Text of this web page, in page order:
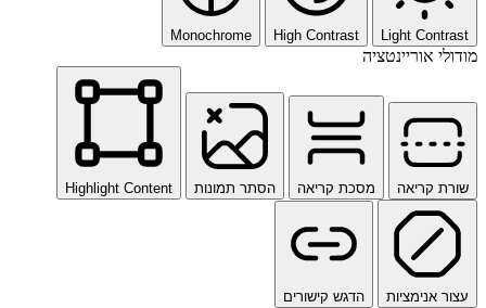
Light Contrast
High Contrast
Monochrome
מודולי אוריינטציה
שורת קריאה מסכת קריאה הסתר תמונות Highlight Content
עצור אנימציות
הדגש קישורים